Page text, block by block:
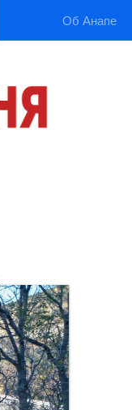
Об Анапе